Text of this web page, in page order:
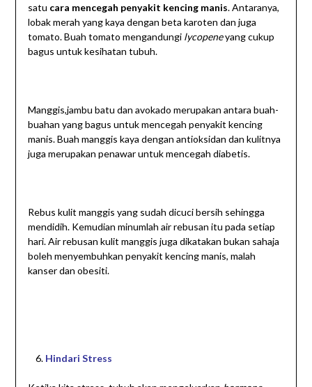
satu cara mencegah penyakit kencing manis. Antaranya,
lobak merah yang kaya dengan beta karoten dan juga
tomato. Buah tomato mengandungi lycopeneyang cukup
bagus untuk kesihatan tubuh.
Manggis,jambu batu dan avokado merupakan antara buah-
buahan yang bagus untuk mencegah penyakit kencing
manis. Buah manggis kaya dengan antioksidan dan kulitnya
juga merupakan penawar untuk mencegah diabetis.
Rebus kulit manggis yang sudah dicuci bersih sehingga
mendidih. Kemudian minumlah air rebusan itu pada setiap
hari. Air rebusan kulit manggis juga dikatakan bukan sahaja
boleh menyembuhkan penyakit kencing manis, malah
kanser dan obesiti.
Hindari Stress